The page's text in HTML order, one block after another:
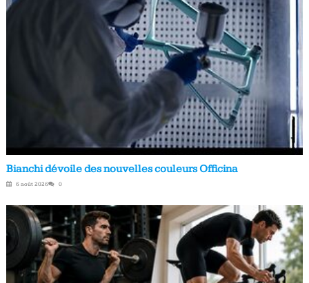
Bianchi dévoile des nouvelles couleurs Officina
6 août 2026 0